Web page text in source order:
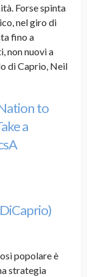
Forse spinta
nel giro di
fino a
non nuovi a
di Caprio, Neil
to
a
popolare è
strategia